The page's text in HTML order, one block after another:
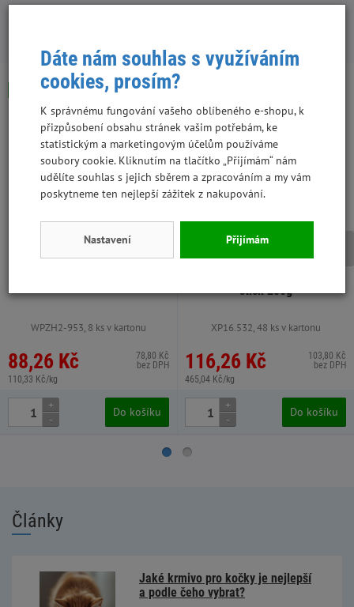
WPZH2-953, 8 ks v kartonu
88,26 Kč
110,33 Kč/kg
78,80 Kč
bez DPH
Skladem
+
-
Do košíku
stick 250g
XP16.532, 48 ks v kartonu
116,26 Kč
465,04 Kč/kg
103,80 Kč
bez DPH
+
-
Do košíku
Články
Jaké krmivo pro kočky je nejlepší
a podle čeho vybrat?
Dáte nám souhlas s využíváním
cookies, prosím?
K správnému fungování vašeho oblíbeného e-shopu, k
přizpůsobení obsahu stránek vašim potřebám, ke
statistickým a marketingovým účelům používáme
soubory cookie. Kliknutím na tlačítko „Přijímám“ nám
udělíte souhlas s jejich sběrem a zpracováním a my vám
poskytneme ten nejlepší zážitek z nakupování.
Nastavení Přijímám